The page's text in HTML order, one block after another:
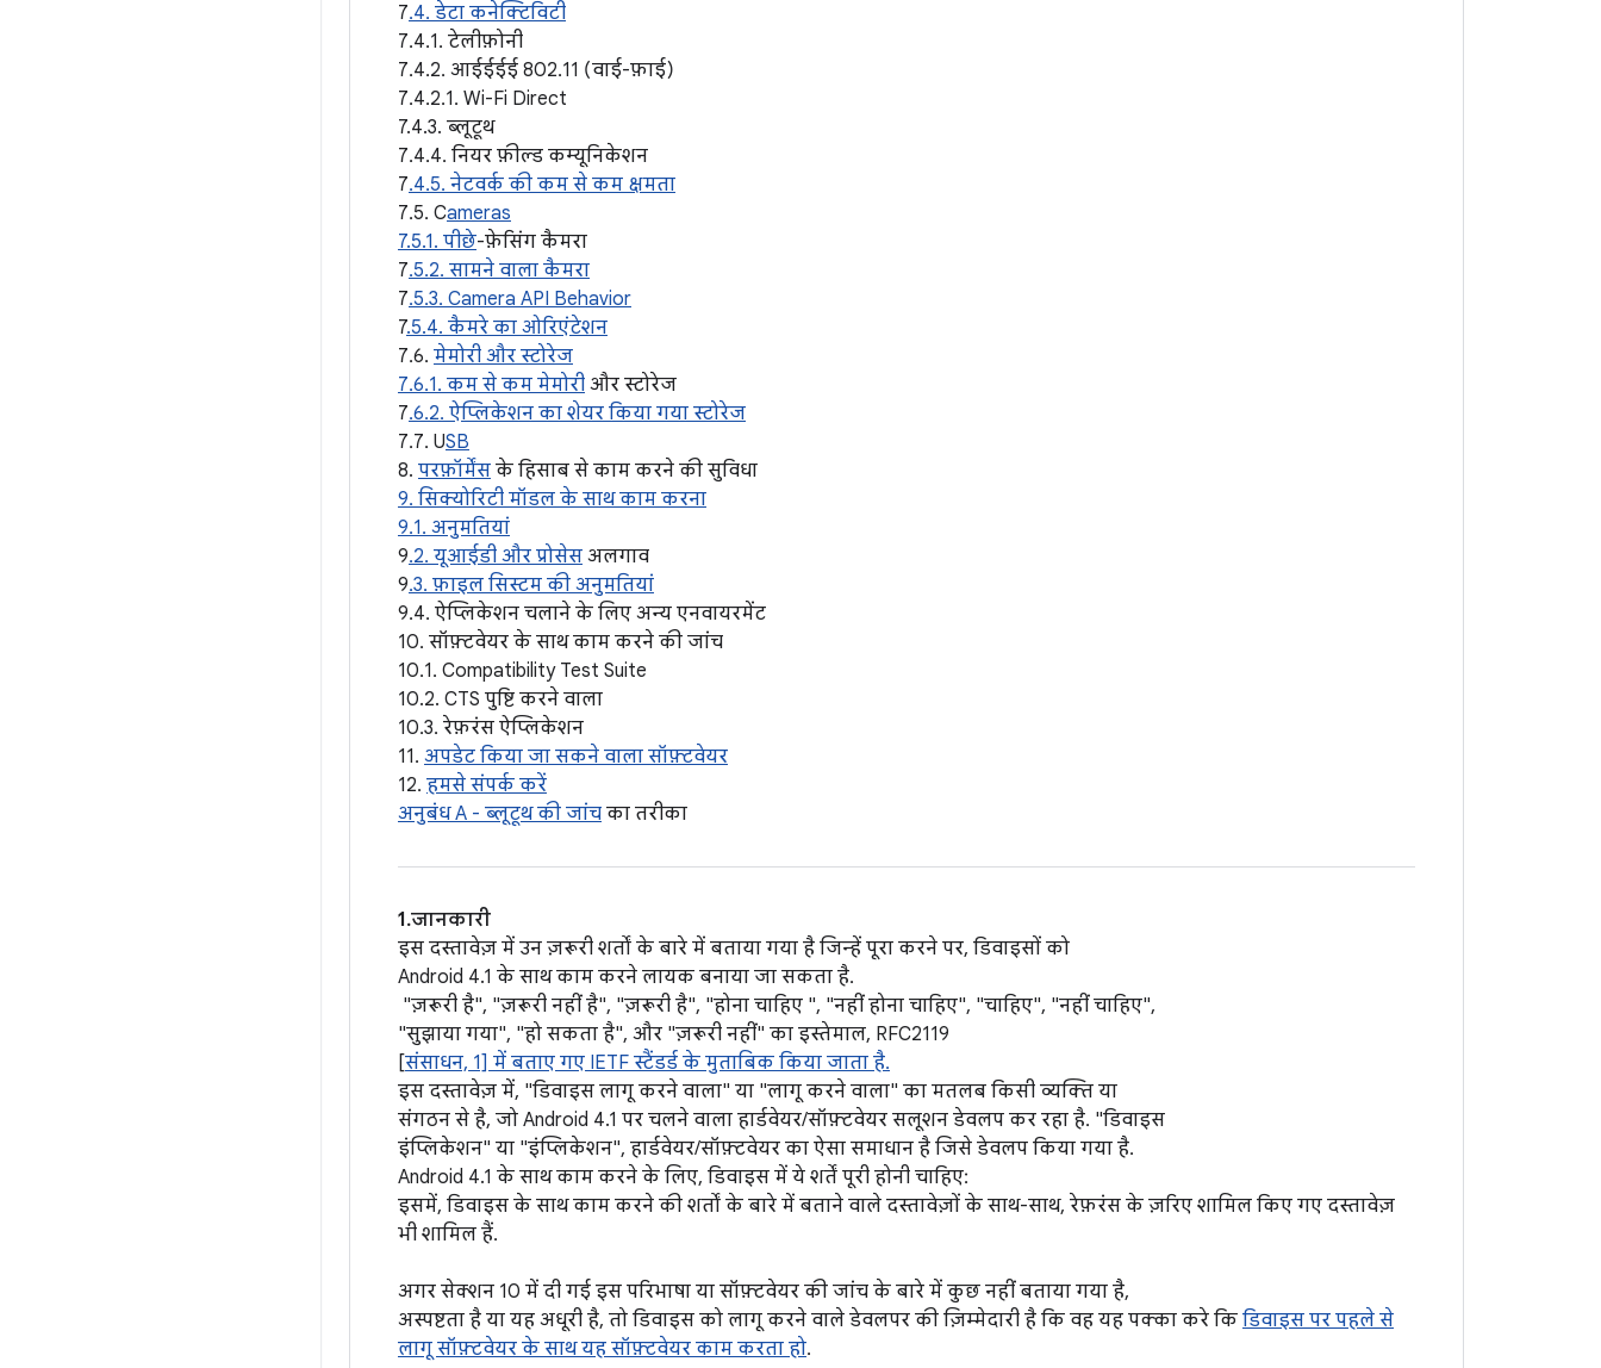
7.4. डेटा कनेक्टिविटी
7.4.1. टेलीफ़ोनी
7.4.2. आईईईई 802.11 (वाई-फ़ाई)
7.4.2.1. Wi-Fi Direct
7.4.3. ब्लूटूथ
7.4.4. नियर फ़ील्ड कम्यूनिकेशन
7.4.5. नेटवर्क की कम से कम क्षमता
7.5. Cameras
7.5.1. पीछे-फ़ेसिंग कैमरा
7.5.2. सामने वाला कैमरा
7.5.3. Camera API Behavior
7.5.4. कैमरे का ओरिएंटेशन
7.6. मेमोरी और स्टोरेज
7.6.1. कम से कम मेमोरी और स्टोरेज
7.6.2. ऐप्लिकेशन का शेयर किया गया स्टोरेज
7.7. USB
8. परफ़ॉर्मेंस के हिसाब से काम करने की सुविधा
9. सिक्योरिटी मॉडल के साथ काम करना
9.1. अनुमतियां
9.2. यूआईडी और प्रोसेस अलगाव
9.3. फ़ाइल सिस्टम की अनुमतियां
9.4. ऐप्लिकेशन चलाने के लिए अन्य एनवायरमेंट
10. सॉफ़्टवेयर के साथ काम करने की जांच
10.1. Compatibility Test Suite
10.2. CTS पुष्टि करने वाला
10.3. रेफ़रंस ऐप्लिकेशन
11. अपडेट किया जा सकने वाला सॉफ़्टवेयर
12. हमसे संपर्क करें
अनुबंध A - ब्लूटूथ की जांच का तरीका
1. जानकारी
इस दस्तावेज़ में उन ज़रूरी शर्तों के बारे में बताया गया है जिन्हें पूरा करने पर, डिवाइसों को
Android 4.1 के साथ काम करने लायक बनाया जा सकता है.
"ज़रूरी है", "ज़रूरी नहीं है", "ज़रूरी है", "होना चाहिए ", "नहीं होना चाहिए", "चाहिए", "नहीं चाहिए",
"सुझाया गया", "हो सकता है", और "ज़रूरी नहीं" का इस्तेमाल, RFC2119
[संसाधन, 1] में बताए गए IETF स्टैंडर्ड के मुताबिक किया जाता है.
इस दस्तावेज़ में, "डिवाइस लागू करने वाला" या "लागू करने वाला" का मतलब किसी व्यक्ति या
संगठन से है, जो Android 4.1 पर चलने वाला हार्डवेयर/सॉफ़्टवेयर सलूशन डेवलप कर रहा है. "डिवाइस
इंप्लिकेशन" या "इंप्लिकेशन", हार्डवेयर/सॉफ़्टवेयर का ऐसा समाधान है जिसे डेवलप किया गया है.
Android 4.1 के साथ काम करने के लिए, डिवाइस में ये शर्तें पूरी होनी चाहिए:
इसमें, डिवाइस के साथ काम करने की शर्तों के बारे में बताने वाले दस्तावेज़ों के साथ-साथ, रेफ़रंस के ज़रिए शामिल किए गए दस्तावेज़
भी शामिल हैं.
अगर सेक्शन 10 में दी गई इस परिभाषा या सॉफ़्टवेयर की जांच के बारे में कुछ नहीं बताया गया है,
अस्पष्टता है या यह अधूरी है, तो डिवाइस को लागू करने वाले डेवलपर की ज़िम्मेदारी है कि वह यह पक्का करे कि डिवाइस पर पहले से
लागू सॉफ़्टवेयर के साथ यह सॉफ़्टवेयर काम करता हो.